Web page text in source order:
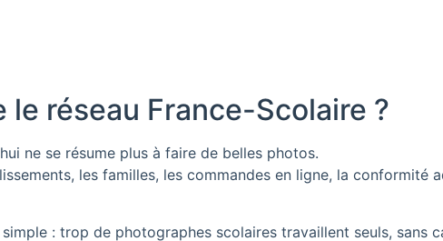
le réseau France-Scolaire ?
ne se résume plus à faire de belles photos.
les familles, les commandes en ligne, la conformité
: trop de photographes scolaires travaillent seuls, sans